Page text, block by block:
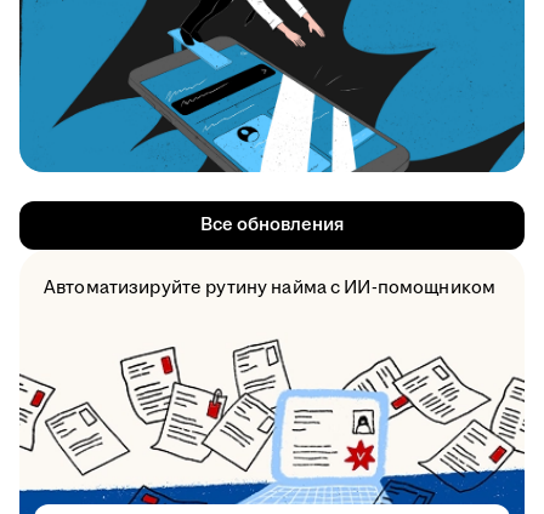
Все обновления
Автоматизируйте рутину найма с ИИ-помощником